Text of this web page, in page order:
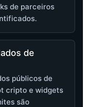
de parceiros
de
públicos de
cripto e widgets
são